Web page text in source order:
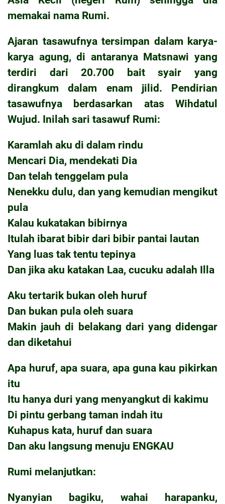
memakai nama Rumi.
Ajaran tasawufnya tersimpan dalam karya-
karya agung, di antaranya Matsnawi yang
terdiri dari 20.700 bait syair yang
dirangkum dalam enam jilid. Pendirian
tasawufnya berdasarkan atas Wihdatul
Wujud. Inilah sari tasawuf Rumi:
Karamlah aku di dalam rindu
Mencari Dia, mendekati Dia
Dan telah tenggelam pula
Nenekku dulu, dan yang kemudian mengikut
pula
Kalau kukatakan bibirnya
Itulah ibarat bibir dari bibir pantai lautan
Yang luas tak tentu tepinya
Dan jika aku katakan Laa, cucuku adalah Illa
Aku tertarik bukan oleh huruf
Dan bukan pula oleh suara
Makin jauh di belakang dari yang didengar
dan diketahui
Apa huruf, apa suara, apa guna kau pikirkan
itu
Itu hanya duri yang menyangkut di kakimu
Di pintu gerbang taman indah itu
Kuhapus kata, huruf dan suara
Dan aku langsung menuju ENGKAU
Rumi melanjutkan:
Nyanyian bagiku, wahai harapanku,